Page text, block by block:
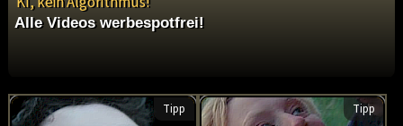
Alle Videos werbespotfrei!
Tipp Tipp